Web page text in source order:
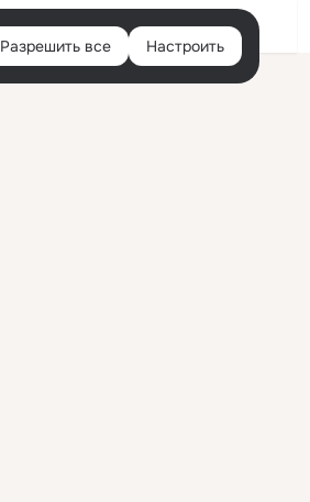
Войти
Разрешить все Настроить